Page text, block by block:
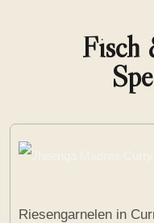
Fisch
Riesengarnelen in